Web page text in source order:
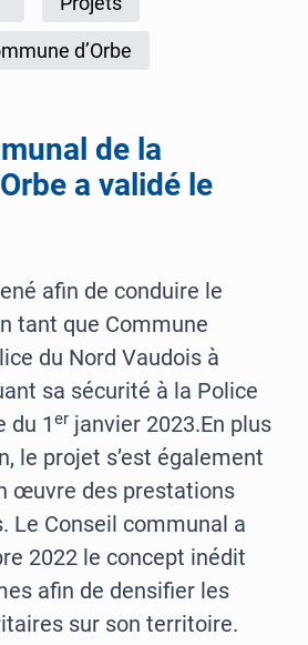
d’Orbe
de la
a validé le
afin de conduire le
tant que Commune
du Nord Vaudois à
sa sécurité à la Police
du 1er janvier 2023.En plus
le projet s’est également
œuvre des prestations
Le Conseil communal a
2022 le concept inédit
afin de densifier les
sur son territoire.